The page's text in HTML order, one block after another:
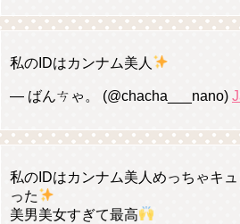
私のIDはカンナム美人
— ばんㄘゃ。 (@chacha___nano)
私のIDはカンナム美人めっちゃキ
った
美男美女すぎて最高